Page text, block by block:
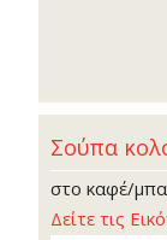
Σούπα
στο καφέ/
Δείτε τις